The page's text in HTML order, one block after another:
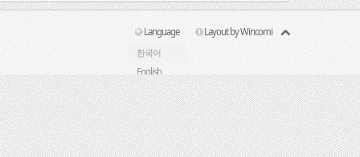
Language
한국어
English
Layout by Wincomi